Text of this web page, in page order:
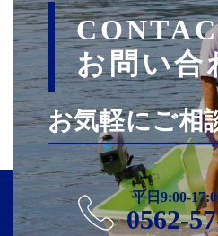
お問い合
お気軽にご相
平日9:00-
0562-